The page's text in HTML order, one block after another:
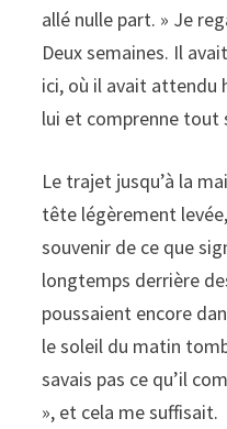
allé nulle part. » Je
Deux semaines. Il
ici, où il avait attendu
lui et comprenne tout
Le trajet jusqu’à la
tête légèrement
souvenir de ce que
longtemps derrière
poussaient encore
le soleil du matin
savais pas ce qu’il
», et cela me suffisait.